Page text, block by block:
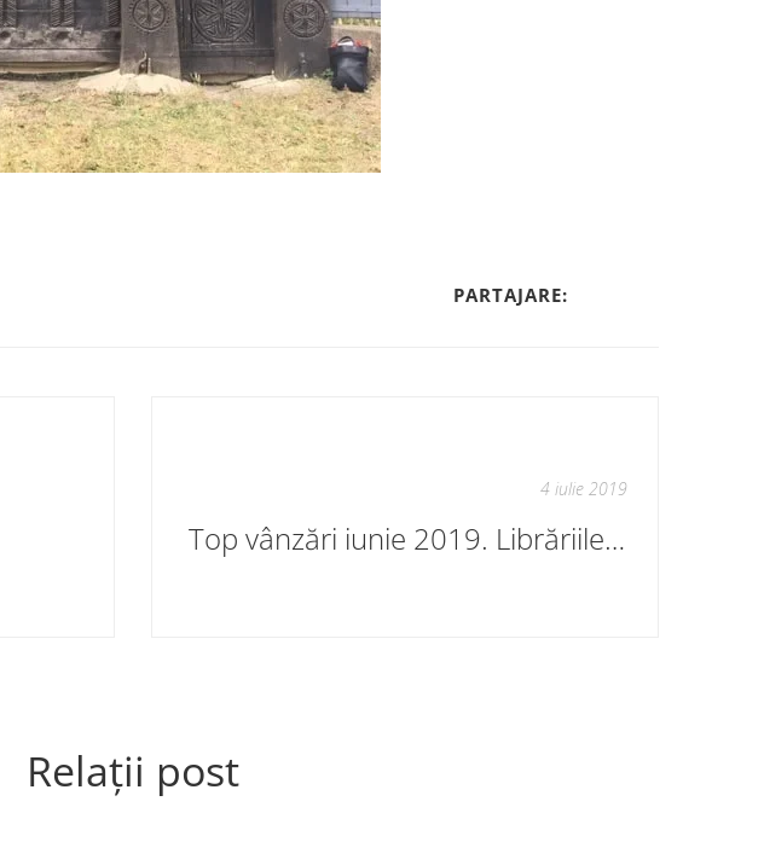
PARTAJARE:
4 iulie 2019
Top vânzări iunie 2019. Librăriile Cartier
Relații post